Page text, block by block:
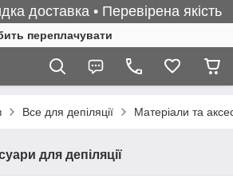
доставка • Перевірена якість
переплачувати
Все для депіляції Матеріали та
для депіляції